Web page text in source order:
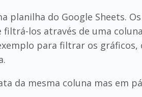
do Google Sheets.
los através de uma
para filtrar os
da mesma coluna mas em